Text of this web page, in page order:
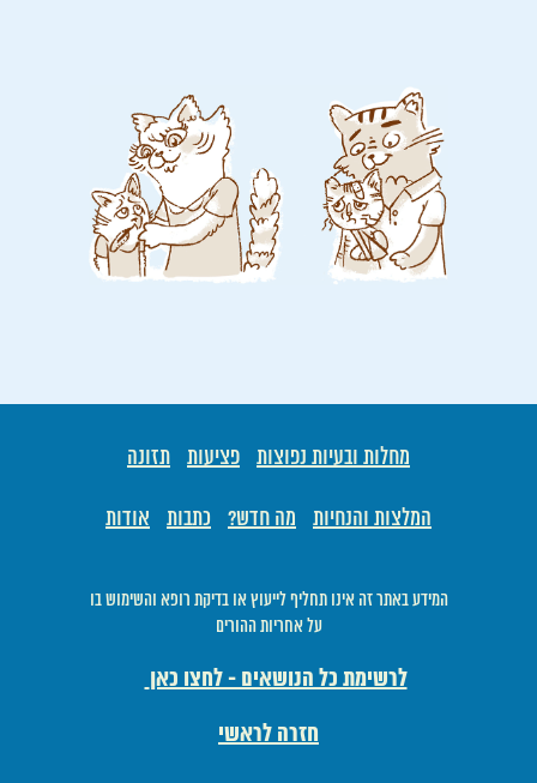
מחלות ובעיות נפוצות פציעות תזונה
המלצות והנחיות מה חדש? כתבות אודות
המידע באתר זה אינו תחליף לייעוץ או בדיקת רופא והשימוש בו
על אחריות ההורים
לרשימת כל הנושאים - לחצו כאן
חזרה לראשי